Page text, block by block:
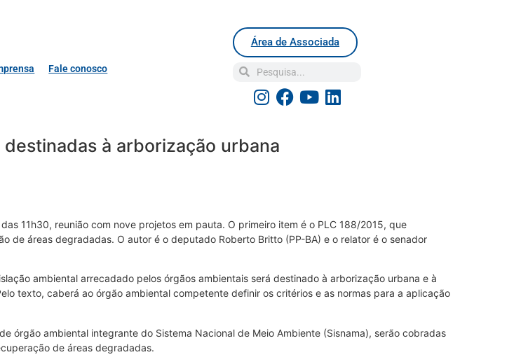
Fale conosco
Área de Associada
à arborização urbana
11h30, reunião com nove projetos em pauta. O primeiro item é o PLC 188/2015, que
de áreas degradadas. O autor é o deputado Roberto Britto (PP-BA) e o relator é o senador
ambiental arrecadado pelos órgãos ambientais será destinado à arborização urbana e à
texto, caberá ao órgão ambiental competente definir os critérios e as normas para a aplicação
órgão ambiental integrante do Sistema Nacional de Meio Ambiente (Sisnama), serão cobradas
de áreas degradadas.